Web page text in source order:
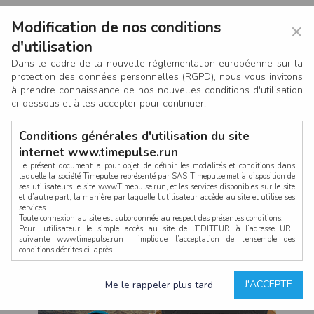
CONNEXION
×
Modification de nos conditions
d'utilisation
Dans le cadre de la nouvelle réglementation européenne sur la
protection des données personnelles (RGPD), nous vous invitons
à prendre connaissance de nos nouvelles conditions d'utilisation
ci-dessous et à les accepter pour continuer.
Conditions générales d'utilisation du site
internet www.timepulse.run
Le présent document a pour objet de définir les modalités et conditions dans
laquelle la société Timepulse représenté par SAS Timepulse,met à disposition de
ses utilisateurs le site www.Timepulse.run, et les services disponibles sur le site
et d’autre part, la manière par laquelle l’utilisateur accède au site et utilise ses
services.
Toute connexion au site est subordonnée au respect des présentes conditions.
Pour l’utilisateur, le simple accès au site de l’EDITEUR à l’adresse URL
suivante www.timepulse.run implique l’acceptation de l’ensemble des
conditions décrites ci-après.
La structure générale du site www.timepulse.run, par quelque procédé que ce
soit, sans l'autorisation préalable et par écrit de Fourcherot Mickael et/ou de ses
J'ACCEPTE
Me le rappeler plus tard